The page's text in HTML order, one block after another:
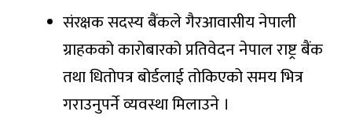
संरक्षक सदस्य बैंकले गैरआवासीय नेपाली
ग्राहकको कारोबारको प्रतिवेदन नेपाल राष्ट्र बैंक
तथा धितोपत्र बोर्डलाई तोकिएको समय भित्र
गराउनुपर्ने व्यवस्था मिलाउने ।